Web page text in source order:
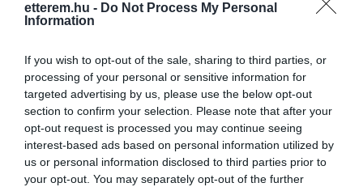
etterem.hu - Do Not Process My Personal
Information
If you wish to opt-out of the sale, sharing to third parties, or
processing of your personal or sensitive information for
targeted advertising by us, please use the below opt-out
section to confirm your selection. Please note that after your
opt-out request is processed you may continue seeing
interest-based ads based on personal information utilized by
us or personal information disclosed to third parties prior to
your opt-out. You may separately opt-out of the further
4.2
Összesen 10
5 7
3 0
2 1
1 1